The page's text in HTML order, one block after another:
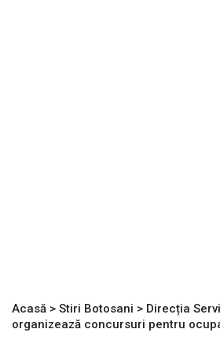
Acasă > Stiri Botosani > Direcția
organizează concursuri pentru